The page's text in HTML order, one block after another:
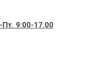
Пт. 9:00-17:00